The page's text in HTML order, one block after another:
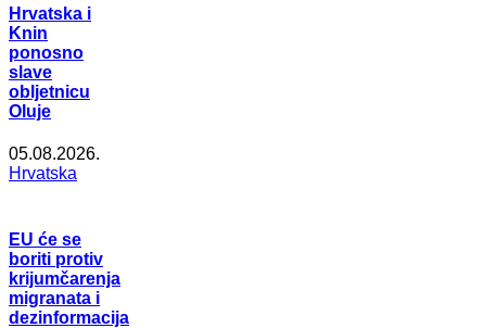
Hrvatska i
Knin
ponosno
slave
obljetnicu
Oluje
05.08.2026.
Hrvatska
EU će se
boriti protiv
krijumčarenja
migranata i
dezinformacija